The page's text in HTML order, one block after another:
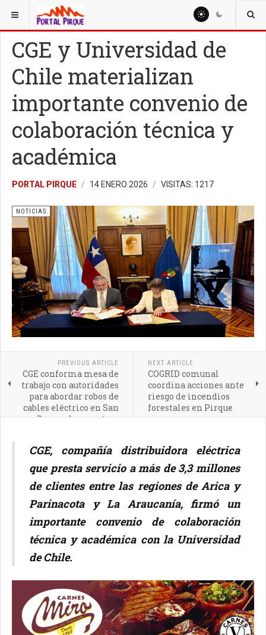
ESTÁ AQUÍ: NOTICIAS
CGE y Universidad de
Chile materializan
importante convenio de
colaboración técnica y
académica
PORTAL PIRQUE 14 ENERO 2026 VISITAS: 1217
NOTICIAS
PREVIOUS ARTICLE
CGE conforma mesa de
trabajo con autoridades
para abordar robos de
cables eléctrico en San
Bernardo y en otras
NEXT ARTICLE
COGRID comunal
coordina acciones ante
riesgo de incendios
forestales en Pirque
CGE, compañía distribuidora eléctrica
que presta servicio a más de 3,3 millones
de clientes entre las regiones de Arica y
Parinacota y La Araucanía, firmó un
importante convenio de colaboración
técnica y académica con la Universidad
de Chile.